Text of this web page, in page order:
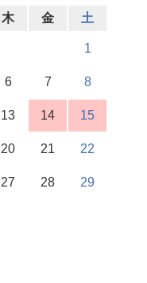
木 金 土
1
6 7 8
13 14 15
20 21 22
27 28 29